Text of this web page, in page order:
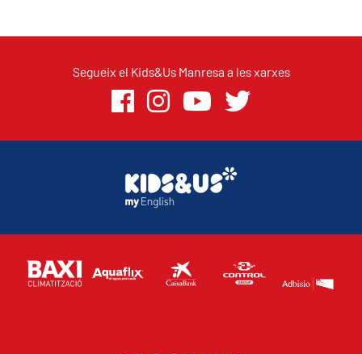
Segueix el Kids&Us Manresa a les xarxes